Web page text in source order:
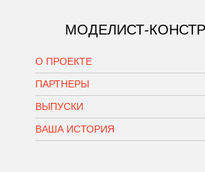
МОДЕЛИСТ-
О ПРОЕКТЕ
ПАРТНЕРЫ
ВЫПУСКИ
ВАША ИСТОРИЯ